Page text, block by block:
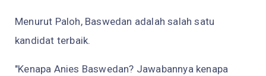
Menurut Paloh, Baswedan adalah salah satu
kandidat terbaik.
"Kenapa Anies Baswedan? Jawabannya kenapa